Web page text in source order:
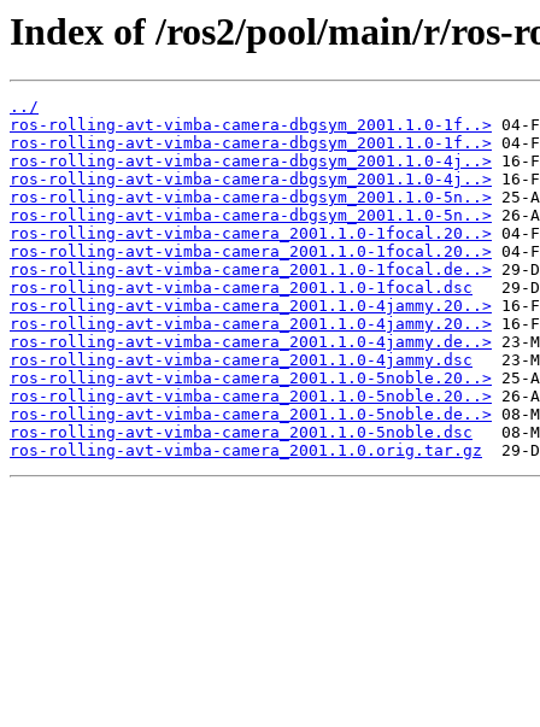
Index of /ros2/pool/main/r/ros-
../
ros-rolling-avt-vimba-camera-dbgsym_2001.1.0-1f..>
ros-rolling-avt-vimba-camera-dbgsym_2001.1.0-1f..>
ros-rolling-avt-vimba-camera-dbgsym_2001.1.0-4j..>
ros-rolling-avt-vimba-camera-dbgsym_2001.1.0-4j..>
ros-rolling-avt-vimba-camera-dbgsym_2001.1.0-5n..>
ros-rolling-avt-vimba-camera-dbgsym_2001.1.0-5n..>
ros-rolling-avt-vimba-camera_2001.1.0-1focal.20..>
ros-rolling-avt-vimba-camera_2001.1.0-1focal.20..>
ros-rolling-avt-vimba-camera_2001.1.0-1focal.de..>
ros-rolling-avt-vimba-camera_2001.1.0-1focal.dsc
ros-rolling-avt-vimba-camera_2001.1.0-4jammy.20..>
ros-rolling-avt-vimba-camera_2001.1.0-4jammy.20..>
ros-rolling-avt-vimba-camera_2001.1.0-4jammy.de..>
ros-rolling-avt-vimba-camera_2001.1.0-4jammy.dsc
ros-rolling-avt-vimba-camera_2001.1.0-5noble.20..>
ros-rolling-avt-vimba-camera_2001.1.0-5noble.20..>
ros-rolling-avt-vimba-camera_2001.1.0-5noble.de..>
ros-rolling-avt-vimba-camera_2001.1.0-5noble.dsc
ros-rolling-avt-vimba-camera_2001.1.0.orig.tar.gz